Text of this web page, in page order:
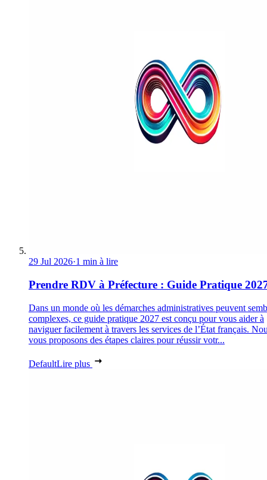
29 Jul 2026·1 min à lire
Prendre RDV à Préfecture : Guide Pratique
Dans un monde où les démarches administratives peuvent
complexes, ce guide pratique 2027 est conçu pour vous aider à
naviguer facilement à travers les services de l’État français.
vous proposons des étapes claires pour réussir votr...
DefaultLire plus